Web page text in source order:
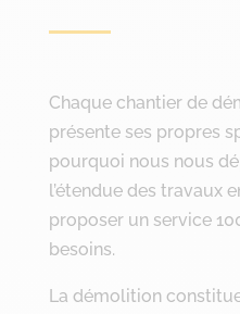
Chaque chantier de
présente ses propres
pourquoi nous nous
l’étendue des travaux
proposer un service
besoins.
La démolition